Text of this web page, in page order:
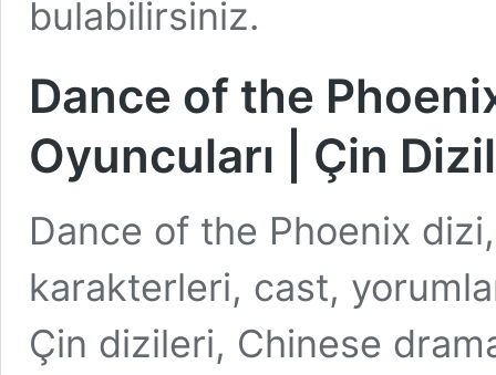
Dance of the
Oyuncuları | Çin
Dance of the Phoenix
karakterleri, cast,
Çin dizileri, Chinese